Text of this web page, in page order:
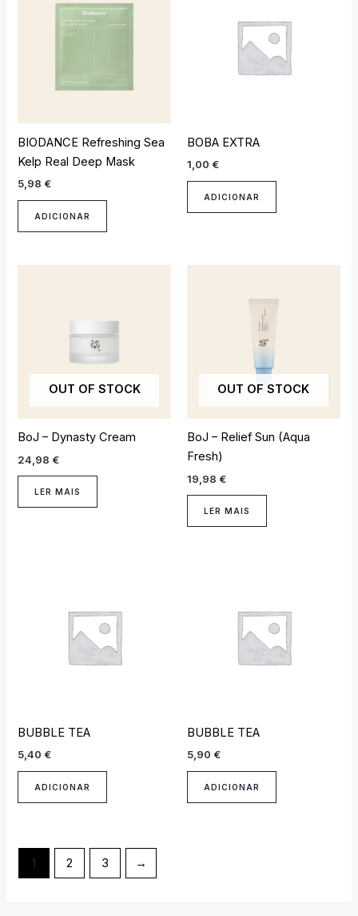
BIODANCE Refreshing Sea
Kelp Real Deep Mask
5,98 €
ADICIONAR
BOBA EXTRA
1,00 €
ADICIONAR
OUT OF STOCK
BoJ – Dynasty Cream
24,98 €
LER MAIS
OUT OF STOCK
BoJ – Relief Sun (Aqua
Fresh)
19,98 €
LER MAIS
BUBBLE TEA
5,40 €
ADICIONAR
BUBBLE TEA
5,90 €
ADICIONAR
1 2 3 →